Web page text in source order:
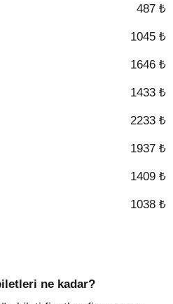
487 ₺
1045 ₺
1646 ₺
1433 ₺
2233 ₺
1937 ₺
1409 ₺
1038 ₺
ne kadar?